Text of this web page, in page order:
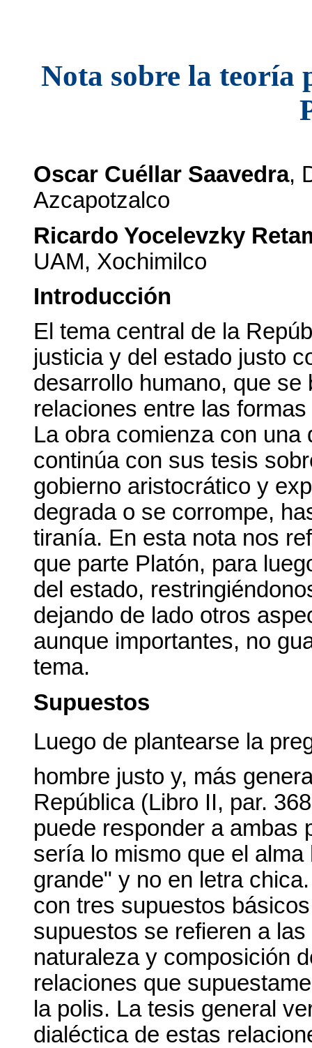
Nota sobre la teoría
Oscar Cuéllar Saavedra,
Azcapotzalco
Ricardo Yocelevzky
UAM, Xochimilco
Introducción
El tema central de la
justicia y del estado justo
desarrollo humano, que
relaciones entre las
La obra comienza con
continúa con sus tesis
gobierno aristocrático y
degrada o se corrompe,
tiranía. En esta nota nos
que parte Platón, para
del estado,
dejando de lado otros
aunque importantes, no
tema.
Supuestos
Luego de plantearse la
hombre justo y, más
República (Libro II, par.
puede responder a ambas
sería lo mismo que el
grande" y no en letra
con tres supuestos
supuestos se refieren a
naturaleza y composición
relaciones que
la polis. La tesis general
dialéctica de estas